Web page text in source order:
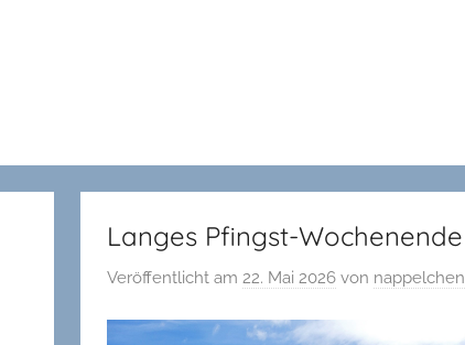
Langes Pfingst-Wochenende
Veröffentlicht am 22. Mai 2026 von nappelchen